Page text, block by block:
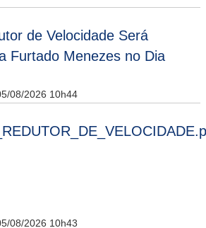
de Velocidade Será
Furtado Menezes no Dia
08/2026 10h44
08/2026 10h43